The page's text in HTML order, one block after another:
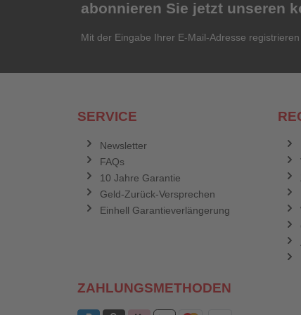
abonnieren Sie jetzt unseren
Mit der Eingabe Ihrer E-Mail-Adresse
SERVICE
Newsletter
FAQs
10 Jahre Garantie
Geld-Zurück-Versprechen
Einhell Garantieverlängerung
ZAHLUNGSMETHODEN